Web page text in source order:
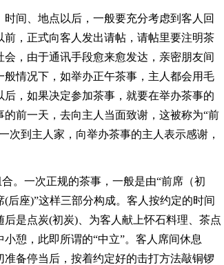
间、地点以后，一般要充分考虑到客人回
，正式向客人发出请帖，请帖里要注明茶
，由于通讯手段愈来愈发达，亲密朋友间
情况下，如举办正午茶事，主人都会用毛
，如果决定参加茶事，就要在举办茶事的
前一天，去向主人当面致谢，这被称为“前
次到主人家，向举办茶事的主人表示感谢，
。一次正规的茶事，一般是由“前席（初
(后座)”这样三部分构成。客人按约定的时间
是点炭(初炭)、为客人献上怀石料理、茶点
憩，此即所谓的“中立”。客人席间休息
备停当后，按着约定好的击打方法敲铜锣